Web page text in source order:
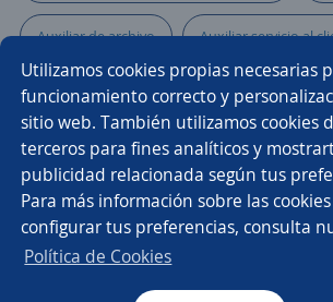
Utilizamos cookies propias necesarias
funcionamiento correcto y
sitio web. También utilizamos cookies
terceros para fines analíticos y
publicidad relacionada según tus
Para más información sobre las
configurar tus preferencias, consulta
Política de Cookies
Auxiliar de archivo Auxiliar servicio al
Camarero/a Auxiliar administrativo/a
Auxiliar de logística Auxiliar de farmacia
Cajero auxiliar Auxiliar de seguridad
Auxiliar de mantenimiento
Buscar es más fácil en
CT App